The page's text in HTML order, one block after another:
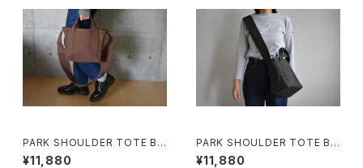
PARK SHOULDER TOTE BA
G (コーヒー/ブラウン)
¥11,880
PARK SHOULDER TOTE BA
G (チャコール/グレー)
¥11,880